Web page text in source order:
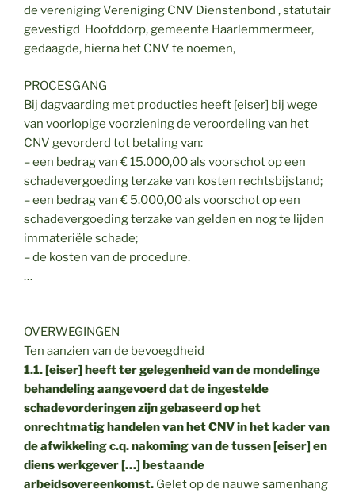
de vereniging Vereniging CNV Dienstenbond , statutair
gevestigd Hoofddorp, gemeente Haarlemmermeer,
gedaagde, hierna het CNV te noemen,
PROCESGANG
Bij dagvaarding met producties heeft [eiser] bij wege
van voorlopige voorziening de veroordeling van het
CNV gevorderd tot betaling van:
– een bedrag van € 15.000,00 als voorschot op een
schadevergoeding terzake van kosten rechtsbijstand;
– een bedrag van € 5.000,00 als voorschot op een
schadevergoeding terzake van gelden en nog te lijden
immateriële schade;
– de kosten van de procedure.
…
OVERWEGINGEN
Ten aanzien van de bevoegdheid
1.1. [eiser] heeft ter gelegenheid van de mondelinge
behandeling aangevoerd dat de ingestelde
schadevorderingen zijn gebaseerd op het
onrechtmatig handelen van het CNV in het kader van
de afwikkeling c.q. nakoming van de tussen [eiser] en
diens werkgever […] bestaande
arbeidsovereenkomst. Gelet op de nauwe samenhang